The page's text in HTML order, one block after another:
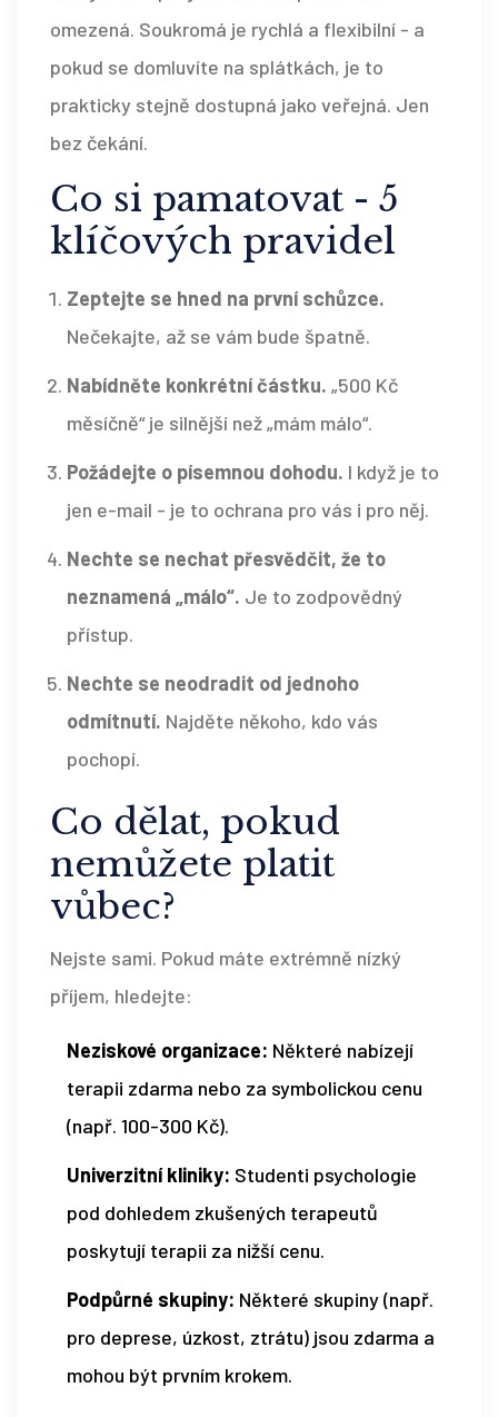
omezená. Soukromá je rychlá a flexibilní - a
pokud se domluvíte na splátkách, je to
prakticky stejně dostupná jako veřejná. Jen
bez čekání.
Co si pamatovat - 5
klíčových pravidel
Zeptejte se hned na první schůzce.
Nečekajte, až se vám bude špatně.
Nabídněte konkrétní částku. „500 Kč
měsíčně“ je silnější než „mám málo“.
Požádejte o písemnou dohodu. I když je to
jen e-mail - je to ochrana pro vás i pro něj.
Nechte se nechat přesvědčit, že to
neznamená „málo“. Je to zodpovědný
přístup.
Nechte se neodradit od jednoho
odmítnutí. Najděte někoho, kdo vás
pochopí.
Co dělat, pokud
nemůžete platit
vůbec?
Nejste sami. Pokud máte extrémně nízký
příjem, hledejte:
Neziskové organizace: Některé nabízejí
terapii zdarma nebo za symbolickou cenu
(např. 100-300 Kč).
Univerzitní kliniky: Studenti psychologie
pod dohledem zkušených terapeutů
poskytují terapii za nižší cenu.
Podpůrné skupiny: Některé skupiny (např.
pro deprese, úzkost, ztrátu) jsou zdarma a
mohou být prvním krokem.